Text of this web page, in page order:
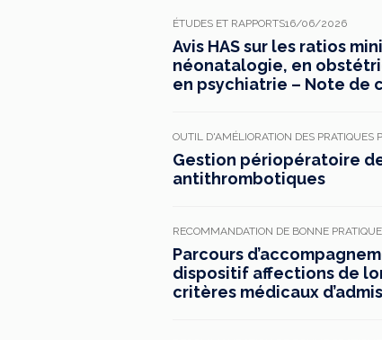
ÉTUDES ET RAPPORTS16/06/2026
Avis HAS sur les ratios
néonatalogie, en
en psychiatrie – Note de
OUTIL D'AMÉLIORATION DES PRATIQUES
Gestion périopératoire
antithrombotiques
RECOMMANDATION DE BONNE PRATIQUE
Parcours
dispositif affections de
critères médicaux